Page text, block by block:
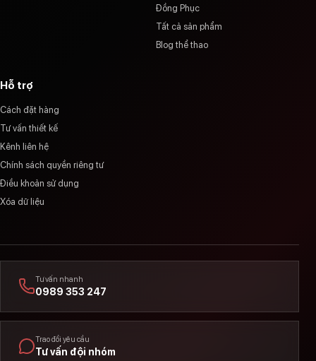
Đồng Phục
Tất cả sản phẩm
Blog thể thao
Hỗ trợ
Cách đặt hàng
Tư vấn thiết kế
Kênh liên hệ
Chính sách quyền riêng tư
Điều khoản sử dụng
Xóa dữ liệu
Tư vấn nhanh
0989 353 247
Trao đổi yêu cầu
Tư vấn đội nhóm